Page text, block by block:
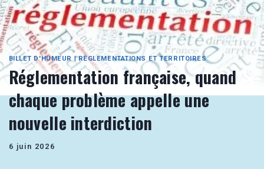
BILLET D'HUMEUR|RÈGLEMENTATIONS ET TERRITOIRES
Réglementation française, quand
chaque problème appelle une
nouvelle interdiction
6 juin 2026